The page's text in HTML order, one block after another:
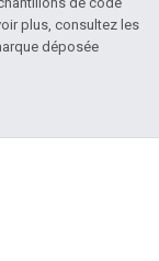
plus, consultez les
déposée